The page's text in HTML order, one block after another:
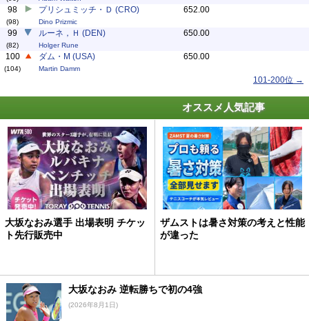
98
(98)
プリシュミッチ・Ｄ (CRO)
Dino Prizmic
652.00
99
(82)
ルーネ，Ｈ (DEN)
Holger Rune
650.00
100
(104)
ダム・M (USA)
Martin Damm
650.00
101-200位 →
オススメ人気記事
大坂なおみ選手 出場表明 チケッ
ト先行販売中
ザムストは暑さ対策の考えと性能
が違った
大坂なおみ 逆転勝ちで初の4強
(2026年8月1日)